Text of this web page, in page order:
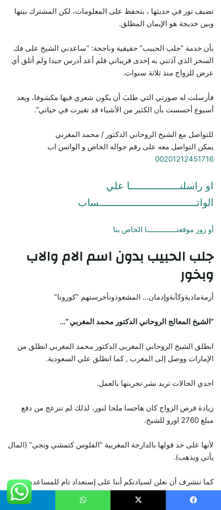
تضيف نور في حديثها ، بتحفظ على المعلومات، لكن المشترك بينها
وبين خديجة هو الإيمان المطلق.
بأن خدمة “جلب الحبيب” حقيقية وناجحة: “ساعدني الشيخ على فك
السحر الذي آذتني به إحدى قريباتي فلم أعد أدرس جيدا ولم أتلق أي
عرض للزواج منذ ثلاثة سنوات.
فأرسلت له صورتي التي طلبَ أن يكون شعري فيها مكشوفا، وبعد
أسبوع أحسست بأن الكثير من الأشياء قد تغيرت في حياتي”.
للتواصل مع الشيخ الروحاني الدكتور / محمد المغربي
يمكن التواصل معه على رقم جواله الخاص و الواتس اب
00201212451716
او راسلنـــــــــــــــــا علي
الواتـــــــــــــــــــــــــــــــــساب
أو زور موقعنـــــــــــــــا الخاص بنا
جلب الحبيب بدون اسم الام والاب
وبخور
أزمةماديةوكآبةوإدمان… المشعوذونأخرستهم “كورونا”
“الشيخ المعالج الروحاني الدكتور محمد المغربي ”…
انطلق الشيخ الروحاني المغربي الدكتور محمد المغربي انطلق من
الإمارات ووصل إلى المغرب , كما انطلق علي السعودية.
احدي الحالات تريد نشر تجربتها بالعمل.
زيادة فرص الزواج كان هاجسا ملحا لنور، لذلك لم تنزعج من دفع
مبلغ 2760 اورو للشيخ.
لأنها على حد قولها بالدارجة المغربية “الفلوس كتمشي وتجي” (المال
يأتي ويذهب).
كما نتشرف أن نعلن لسيادتكم أننا على إستعداد تام للمساعده
وهي اليوم فرحة جدا وسعيدة بالزواج من شخص تقدم لخطبتها.